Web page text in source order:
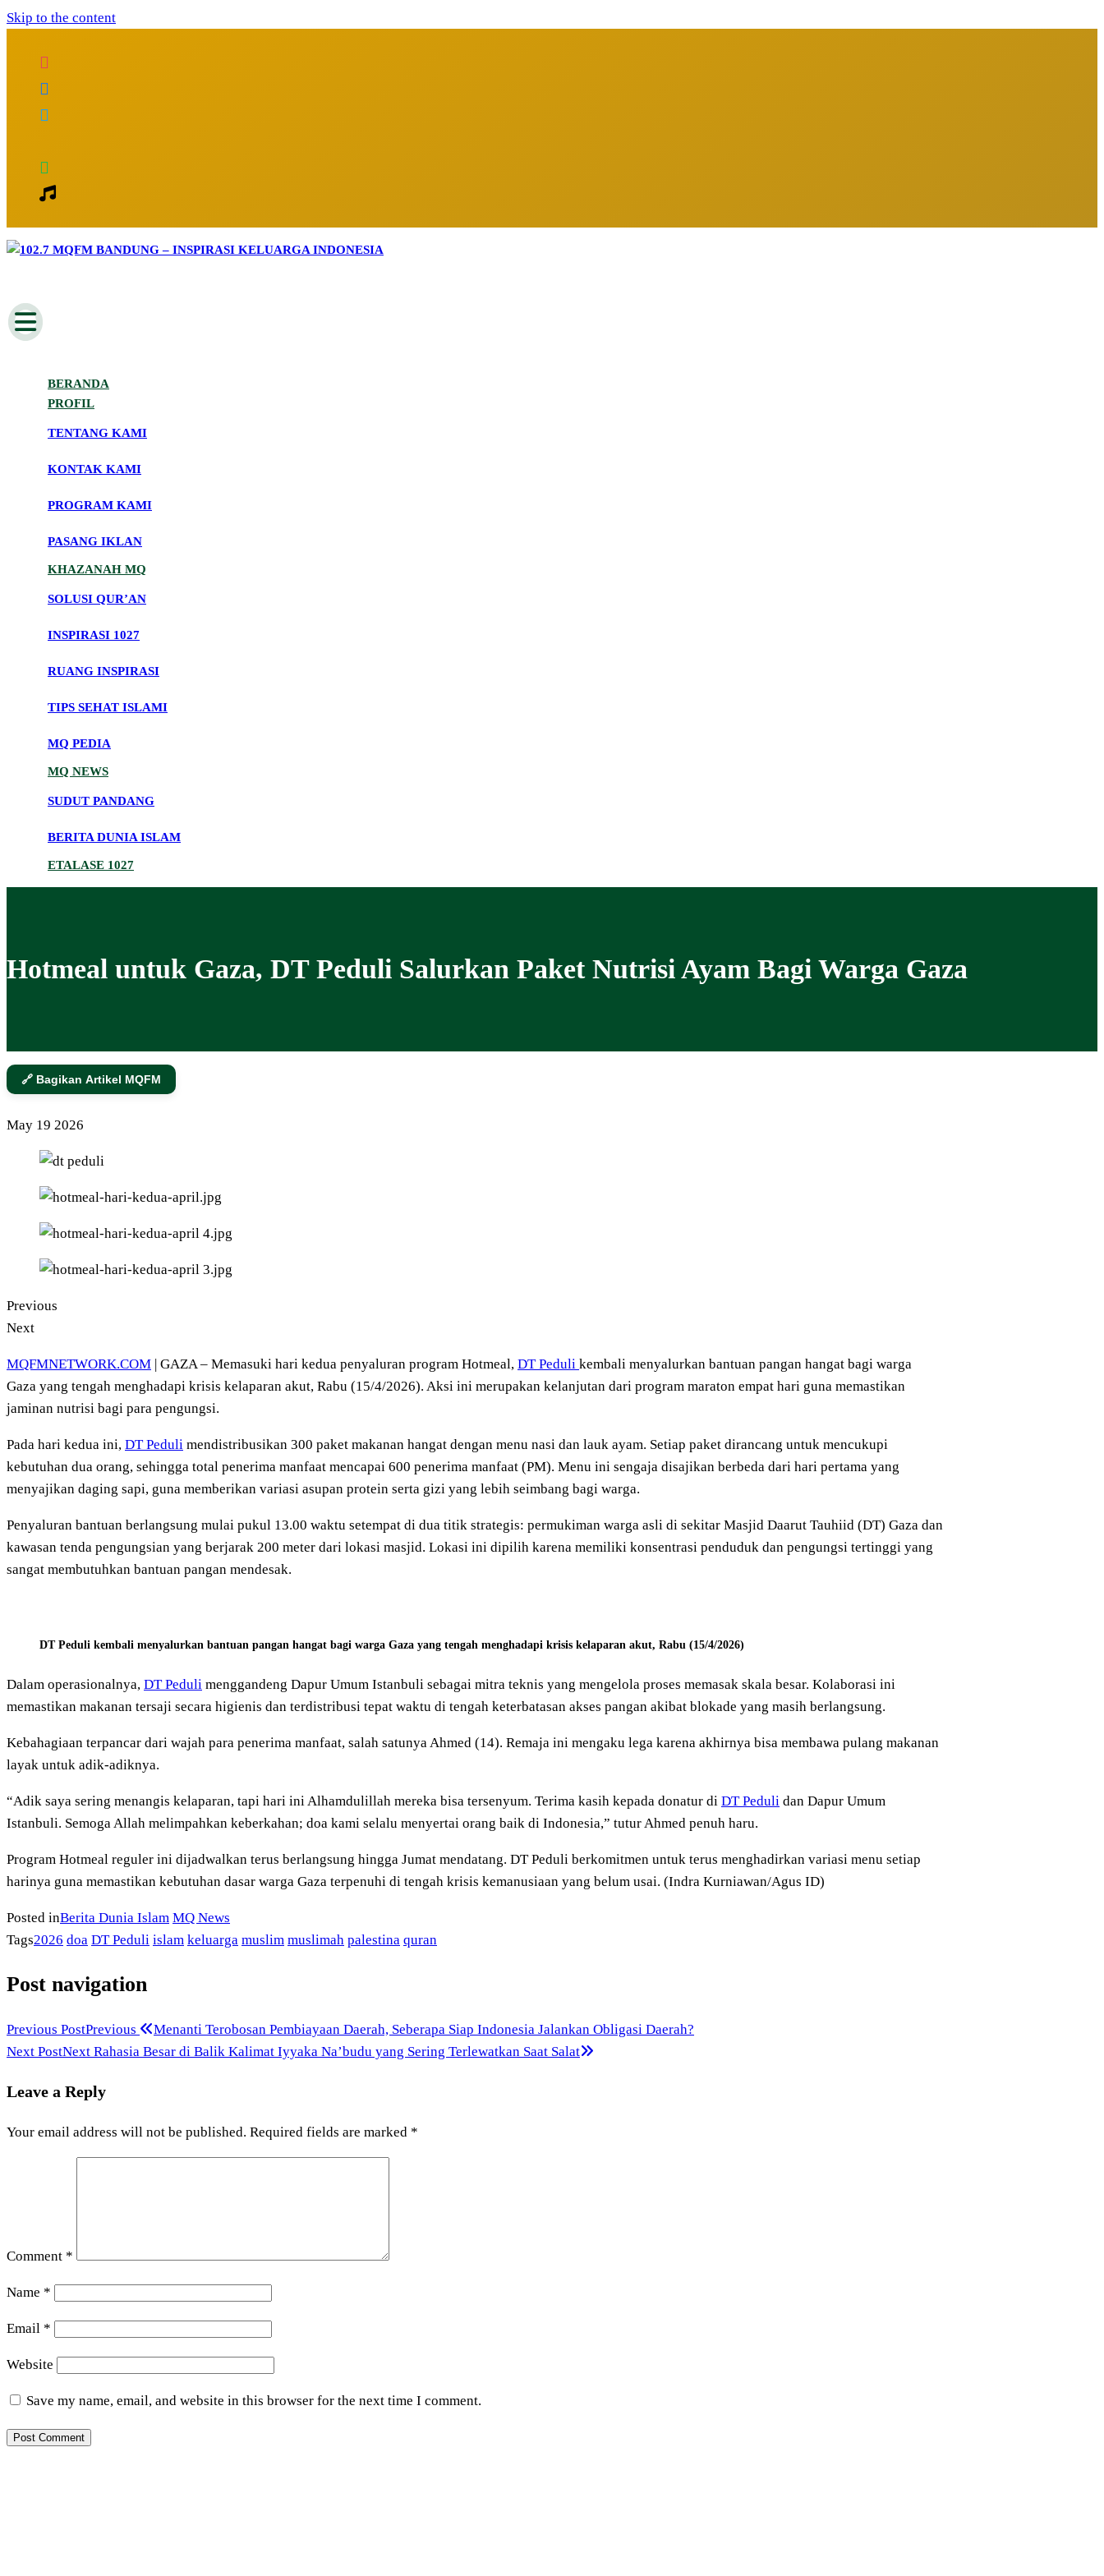
Skip to the content
BERANDA
PROFIL
TENTANG KAMI
KONTAK KAMI
PROGRAM KAMI
PASANG IKLAN
KHAZANAH MQ
SOLUSI QUR’AN
INSPIRASI 1027
RUANG INSPIRASI
TIPS SEHAT ISLAMI
MQ PEDIA
MQ NEWS
SUDUT PANDANG
BERITA DUNIA ISLAM
ETALASE 1027
Hotmeal untuk Gaza, DT Peduli Salurkan Paket Nutrisi Ayam Bagi Warga Gaza
🔗 Bagikan Artikel MQFM
May 19 2026
Previous
Next
MQFMNETWORK.COM | GAZA – Memasuki hari kedua penyaluran program Hotmeal, DT Peduli kembali menyalurkan bantuan pangan hangat bagi warga
Gaza yang tengah menghadapi krisis kelaparan akut, Rabu (15/4/2026). Aksi ini merupakan kelanjutan dari program maraton empat hari guna memastikan
jaminan nutrisi bagi para pengungsi.
Pada hari kedua ini, DT Peduli mendistribusikan 300 paket makanan hangat dengan menu nasi dan lauk ayam. Setiap paket dirancang untuk mencukupi
kebutuhan dua orang, sehingga total penerima manfaat mencapai 600 penerima manfaat (PM). Menu ini sengaja disajikan berbeda dari hari pertama yang
menyajikan daging sapi, guna memberikan variasi asupan protein serta gizi yang lebih seimbang bagi warga.
Penyaluran bantuan berlangsung mulai pukul 13.00 waktu setempat di dua titik strategis: permukiman warga asli di sekitar Masjid Daarut Tauhiid (DT) Gaza dan
kawasan tenda pengungsian yang berjarak 200 meter dari lokasi masjid. Lokasi ini dipilih karena memiliki konsentrasi penduduk dan pengungsi tertinggi yang
sangat membutuhkan bantuan pangan mendesak.
DT Peduli kembali menyalurkan bantuan pangan hangat bagi warga Gaza yang tengah menghadapi krisis kelaparan akut, Rabu (15/4/2026)
Dalam operasionalnya, DT Peduli menggandeng Dapur Umum Istanbuli sebagai mitra teknis yang mengelola proses memasak skala besar. Kolaborasi ini
memastikan makanan tersaji secara higienis dan terdistribusi tepat waktu di tengah keterbatasan akses pangan akibat blokade yang masih berlangsung.
Kebahagiaan terpancar dari wajah para penerima manfaat, salah satunya Ahmed (14). Remaja ini mengaku lega karena akhirnya bisa membawa pulang makanan
layak untuk adik-adiknya.
“Adik saya sering menangis kelaparan, tapi hari ini Alhamdulillah mereka bisa tersenyum. Terima kasih kepada donatur di DT Peduli dan Dapur Umum
Istanbuli. Semoga Allah melimpahkan keberkahan; doa kami selalu menyertai orang baik di Indonesia,” tutur Ahmed penuh haru.
Program Hotmeal reguler ini dijadwalkan terus berlangsung hingga Jumat mendatang. DT Peduli berkomitmen untuk terus menghadirkan variasi menu setiap
harinya guna memastikan kebutuhan dasar warga Gaza terpenuhi di tengah krisis kemanusiaan yang belum usai. (Indra Kurniawan/Agus ID)
Posted inBerita Dunia Islam MQ News
Tags2026 doa DT Peduli islam keluarga muslim muslimah palestina quran
Post navigation
Previous PostPrevious
Menanti Terobosan Pembiayaan Daerah, Seberapa Siap Indonesia Jalankan Obligasi Daerah?
Next PostNext Rahasia Besar di Balik Kalimat Iyyaka Na’budu yang Sering Terlewatkan Saat Salat
Leave a Reply
Your email address will not be published. Required fields are marked *
Comment *
Name *
Email *
Website
Save my name, email, and website in this browser for the next time I comment.